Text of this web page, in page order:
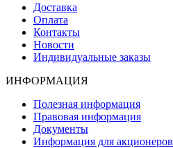
Доставка
Оплата
Контакты
Новости
Индивидуальные заказы
ИНФОРМАЦИЯ
Полезная информация
Правовая информация
Документы
Информация для акционеров